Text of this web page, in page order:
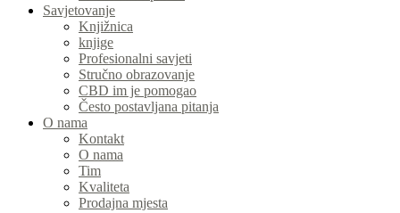
Savjetovanje
Knjižnica
knjige
Profesionalni savjeti
Stručno obrazovanje
CBD im je pomogao
Često postavljana pitanja
O nama
Kontakt
O nama
Tim
Kvaliteta
Prodajna mjesta